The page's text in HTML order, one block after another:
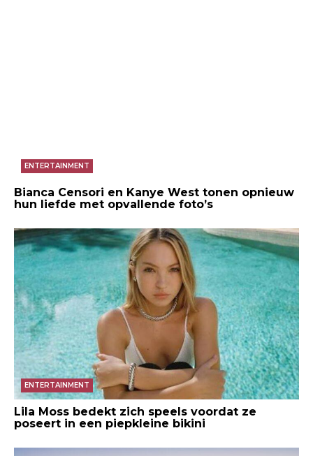
ENTERTAINMENT
Bianca Censori en Kanye West tonen opnieuw
hun liefde met opvallende foto’s
ENTERTAINMENT
Lila Moss bedekt zich speels voordat ze
poseert in een piepkleine bikini